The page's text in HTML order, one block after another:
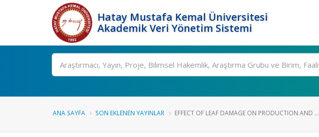
Hatay Mustafa Kemal Üniversitesi
Akademik Veri Yönetim Sistemi
Ara
ANA SAYFA SON EKLENEN YAYINLAR EFFECT OF LEAF DAMAGE ON PRODUCTION AND ...